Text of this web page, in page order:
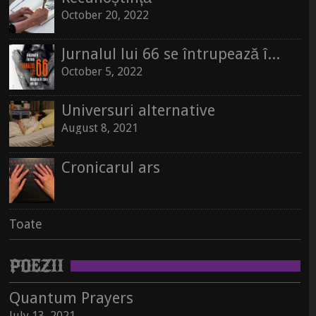
Toate
October 20, 2022
Jurnalul lui 66 se întrupează în carte
October 5, 2022
Universuri alternative
August 8, 2021
Cronicarul ars
Toate
POEZII
Quantum Prayers